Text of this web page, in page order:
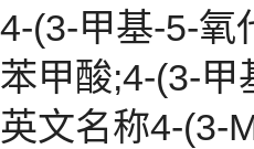
4-(3-甲基-5-氧
苯甲酸;4-(3-甲
英文名称4-(3-